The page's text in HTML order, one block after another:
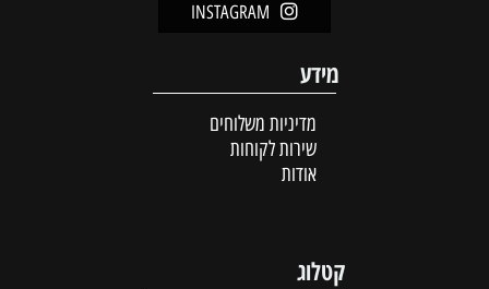
INSTAGRAM
מידע
מדיניות משלוחים
שירות לקוחות
אודות
קטלוג